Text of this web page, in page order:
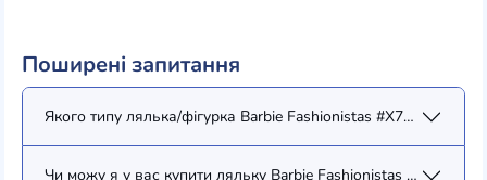
Поширені запитання
Якого типу лялька/фігурка Barbie Fashionistas #X7870 (2013)
Чи можу я у вас купити ляльку Barbie Fashionistas #X7870